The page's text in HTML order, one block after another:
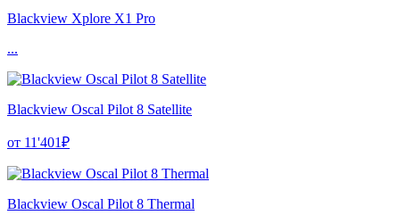
Blackview Xplore X1 Pro
...
Blackview Oscal Pilot 8 Satellite
от 11'401₽
Blackview Oscal Pilot 8 Thermal